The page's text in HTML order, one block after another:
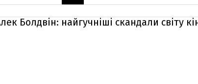
Болдвін: найгучніші скандали світу